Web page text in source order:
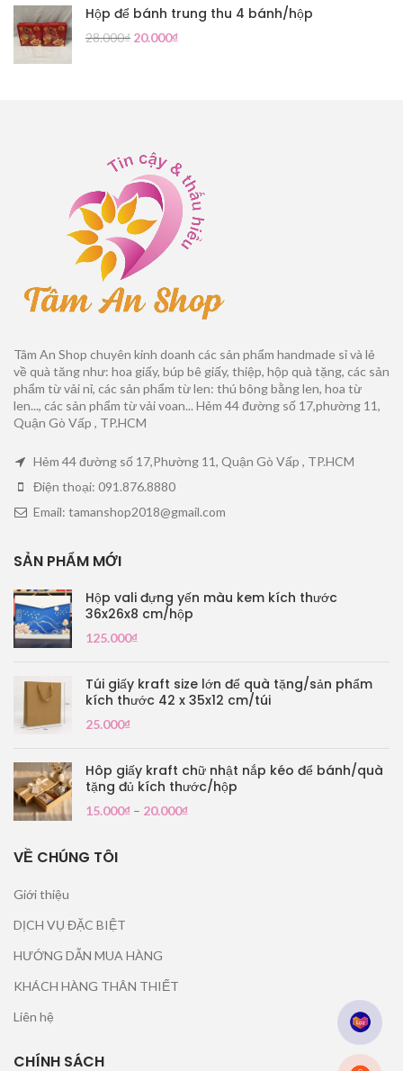
Hộp để bánh trung thu 4 bánh/hộp
28.000₫ 20.000₫
Tâm An Shop chuyên kinh doanh các sản phẩm handmade sỉ và lẻ
về quà tăng như: hoa giấy, búp bê giấy, thiệp, hộp quà tặng, các sản
phẩm từ vải nỉ, các sản phẩm từ len: thú bông bằng len, hoa từ
len..., các sản phẩm từ vải voan... Hẻm 44 đường số 17,phường 11,
Quận Gò Vấp , TP.HCM
Hẻm 44 đường số 17,Phường 11, Quận Gò Vấp , TP.HCM
Điện thoại: 091.876.8880
Email: tamanshop2018@gmail.com
SẢN PHẨM MỚI
Hộp vali đựng yến màu kem kích thước
36x26x8 cm/hộp
125.000₫
Túi giấy kraft size lớn để quà tặng/sản phẩm
kích thước 42 x 35x12 cm/túi
25.000₫
Hôp giấy kraft chữ nhật nắp kéo để bánh/quà
tặng đủ kích thước/hộp
15.000₫ – 20.000₫
VỀ CHÚNG TÔI
Giới thiệu
DỊCH VỤ ĐẶC BIỆT
HƯỚNG DẪN MUA HÀNG
KHÁCH HÀNG THÂN THIẾT
Liên hệ
CHÍNH SÁCH